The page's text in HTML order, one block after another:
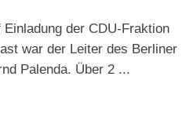
Einladung der CDU-Fraktion
war der Leiter des Berliner
Palenda. Über 2 ...